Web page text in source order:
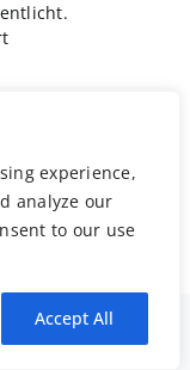
experience,
analyze our
to our use
Accept All